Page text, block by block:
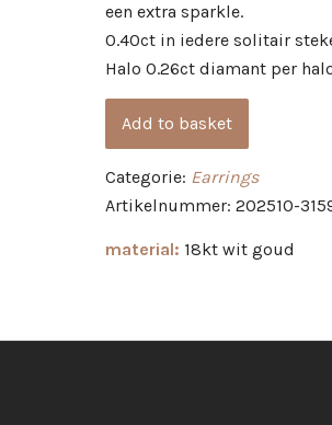
een extra sparkle.
0.40ct in iedere solitair
Halo 0.26ct diamant per
Add to basket
Categorie: Earrings
Artikelnummer: 202510-
material: 18kt wit goud